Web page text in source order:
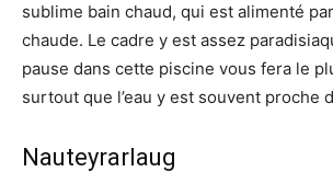
sublime bain chaud, qui est alimenté
chaude. Le cadre y est assez
pause dans cette piscine vous fera le
surtout que l’eau y est souvent proche
Nauteyrarlaug